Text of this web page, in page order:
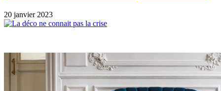
20 janvier 2023